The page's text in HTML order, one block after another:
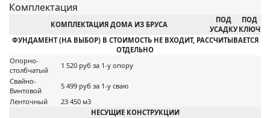
Комплектация
КОМПЛЕКТАЦИЯ ДОМА ИЗ БРУСА
ПОД
УСАДКУ
ПОД
КЛЮЧ
ФУНДАМЕНТ (НА ВЫБОР) В СТОИМОСТЬ НЕ ВХОДИТ, РАССЧИТЫВАЕТСЯ
ОТДЕЛЬНО
Опорно-
столбчатый
1 520 руб за 1-у опору
Свайно-
Винтовой
5 499 руб за 1-у сваю
Ленточный
23 450 м3
НЕСУЩИЕ КОНСТРУКЦИИ